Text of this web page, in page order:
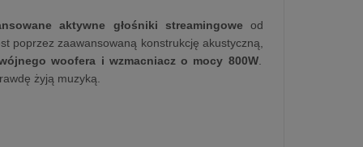
aktywne głośniki streamingowe od
poprzez zaawansowaną konstrukcję akustyczną,
woofera i wzmacniacz o mocy 800W.
żyją muzyką.